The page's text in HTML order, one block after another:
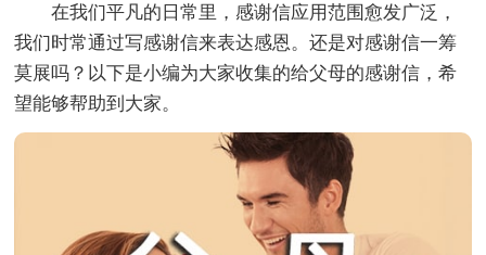
在我们平凡的日常里，感谢信应用范围愈发广泛，
我们时常通过写感谢信来表达感恩。还是对感谢信一筹
莫展吗？以下是小编为大家收集的给父母的感谢信，希
望能够帮助到大家。